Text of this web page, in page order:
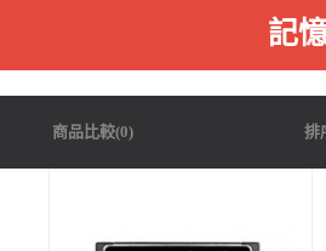
記
商品比較(0) 排